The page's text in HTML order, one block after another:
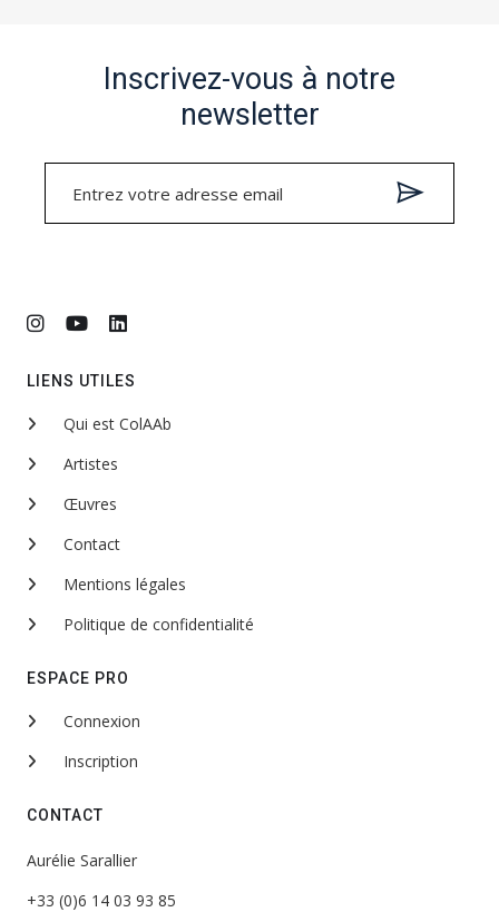
Inscrivez-vous à notre
newsletter
LIENS UTILES
Qui est ColAAb
Artistes
Œuvres
Contact
Mentions légales
Politique de confidentialité
ESPACE PRO
Connexion
Inscription
CONTACT
Aurélie Sarallier
+33 (0)6 14 03 93 85